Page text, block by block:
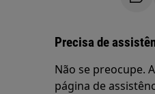
Precisa de
Não se preocupe.
página de